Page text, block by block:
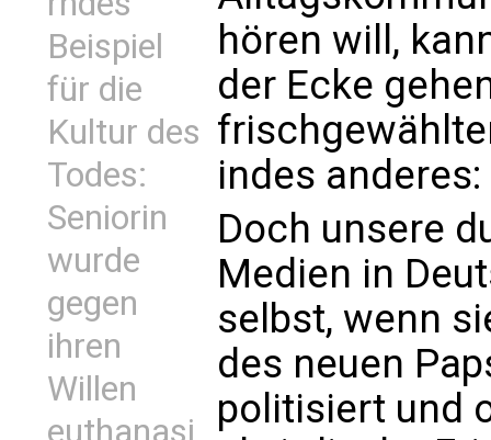
Beispiel
für die
Kultur des
Todes:
Seniorin
wurde
gegen
ihren
Willen
euthanasi
hören will,
der Ecke
indes
Doch unsere
Medien in
selbst, wenn
des neuen
politisiert und